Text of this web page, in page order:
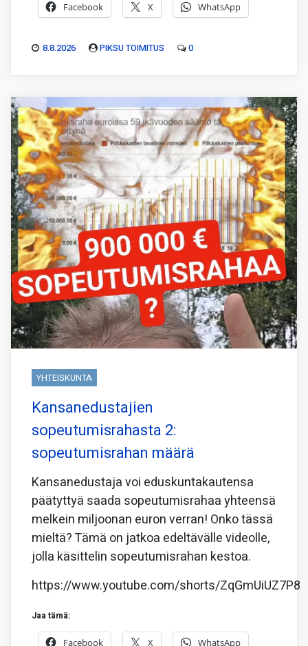
Facebook X WhatsApp
8.8.2026 PIKSU TOIMITUS 0
YHTEISKUNTA
Kansanedustajien
sopeutumisrahasta 2:
sopeutumisrahan määrä
Kansanedustaja voi eduskuntakautensa
päätyttyä saada sopeutumisrahaa yhteensä
melkein miljoonan euron verran! Onko tässä
mieltä? Tämä on jatkoa edeltävälle videolle,
jolla käsittelin sopeutumisrahan kestoa.
https://www.youtube.com/shorts/ZqGmUiUZ7P8
Jaa tämä:
Facebook X WhatsApp